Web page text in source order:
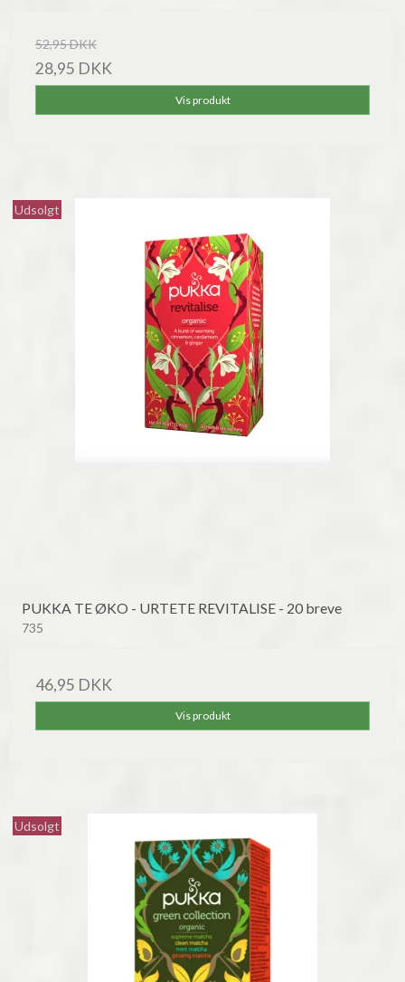
52,95 DKK
28,95 DKK
Vis produkt
Udsolgt
PUKKA TE ØKO - URTETE REVITALISE - 20 breve
735
46,95 DKK
Vis produkt
Udsolgt